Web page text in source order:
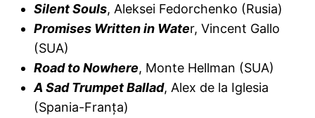
Silent Souls, Aleksei Fedorchenko (Rusia)
Promises Written in Water, Vincent Gallo
(SUA)
Road to Nowhere, Monte Hellman (SUA)
A Sad Trumpet Ballad, Alex de la Iglesia
(Spania-Franţa)